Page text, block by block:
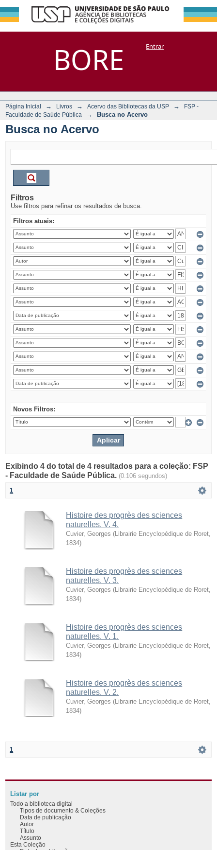
BORE
Busca no Acervo
DSpace/Manakin + CoriscoEntrar
Página Inicial → Livros → Acervo das Bibliotecas da USP →
FSP -
Faculdade de Saúde Pública
→ Busca no Acervo
Busca no Acervo
Filtros
Use filtros para refinar os resultados de busca.
Filtros atuais:
Novos Filtros:
Exibindo 4 do total de 4 resultados para a coleção: FSP
- Faculdade de Saúde Pública. (0.106 segundos)
1
Histoire des progrès des sciences
naturelles. V. 4.
Cuvier, Georges ( Librairie Encyclopédique de Roret
1834)
Histoire des progrès des sciences
naturelles. V. 3.
Cuvier, Georges ( Librairie Encyclopédique de Roret
1834)
Histoire des progrès des sciences
naturelles. V. 1.
Cuvier, Georges ( Librairie Encyclopédique de Roret
1834)
Histoire des progrès des sciences
naturelles. V. 2.
Cuvier, Georges ( Librairie Encyclopédique de Roret
1834)
1
Listar por
Todo a biblioteca digital
Tipos de documento & Coleções
Data de publicação
Autor
Título
Assunto
Esta Coleção